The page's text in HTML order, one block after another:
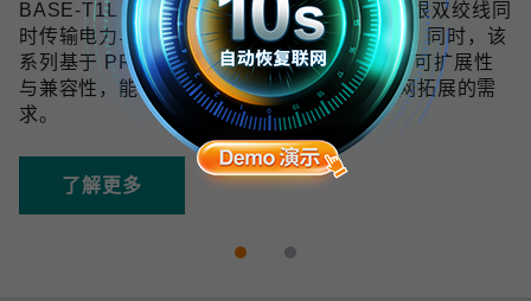
BASE-T1L 技术可在 10 Mbps 带宽下通过单根双绞线同
时传输电力与数据，传输距离最远可达 1 km。同时，该
系列基于 PROFINET 协议开发，具备良好的可扩展性
与兼容性，能够满足未来数字化和工业物联网拓展的需
求。
了解更多